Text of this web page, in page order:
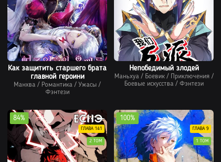
Как защитить старшего брата
главной героини
Манхва / Романтика / Ужасы /
Фэнтези
Непобедимый злодей
Маньхуа/ Боевик/ Приключения /
Боевые искусства/ Фэнтези
84%
ГЛАВА 141
2 ТОМ
100%
ГЛАВА 9
1 ТОМ